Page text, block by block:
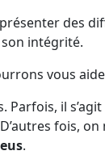
des
intégrité.
vous
Parfois, il
fois,
.